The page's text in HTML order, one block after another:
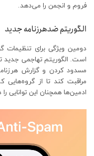
فروم و انجمن را می‌دهد.
الگوریتم ضدهرزنامه جدید
است. الگوریتم تهاجمی جدید
مسدود کردن و گزارش
ادمین‌ها همچنان این توانایی